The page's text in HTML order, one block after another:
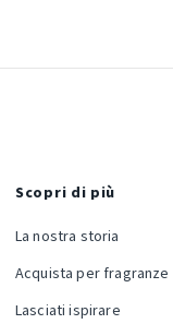
Scopri di più
La nostra storia
Acquista per fragranze
Lasciati ispirare